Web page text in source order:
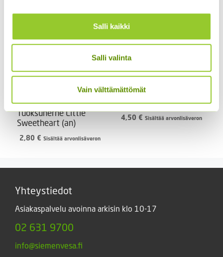
Salli kaikki
Salli valinta
Vain välttämättömät
Tuoksuherne Little
Sweetheart (an)
2,80 € Sisältää arvonlisäveron
Koristekurpitsa Con
Tours Native
4,50 € Sisältää arvonlisäveron
Yhteystiedot
Asiakaspalvelu avoinna arkisin klo 10-17
02 631 9700
info@siemenvesa.fi